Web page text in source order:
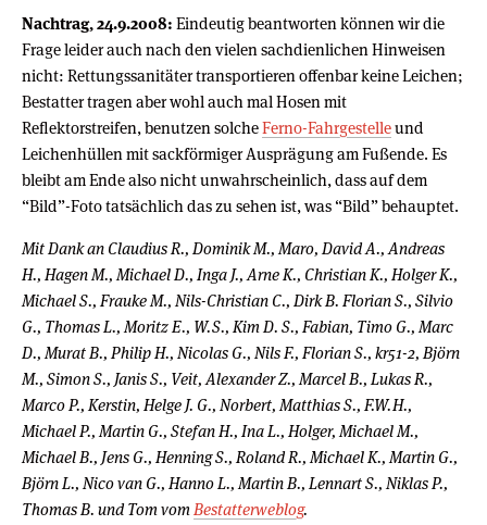
Nachtrag, 24.9.2008: Eindeutig beantworten können wir die
Frage leider auch nach den vielen sachdienlichen Hinweisen
nicht: Rettungssanitäter transportieren offenbar keine Leichen;
Bestatter tragen aber wohl auch mal Hosen mit
Reflektorstreifen, benutzen solcheFerno-Fahrgestelleund
Leichenhüllen mit sackförmiger Ausprägung am Fußende. Es
bleibt am Ende also nicht unwahrscheinlich, dass auf dem
“Bild”-Foto tatsächlich das zu sehen ist, was “Bild” behauptet.
Mit Dank an Claudius R., Dominik M., Maro, David A., Andreas
H., Hagen M., Michael D., Inga J., Arne K., Christian K., Holger K.,
Michael S., Frauke M., Nils-Christian C., Dirk B. Florian S., Silvio
G., Thomas L., Moritz E., W.S., Kim D. S., Fabian, Timo G., Marc
D., Murat B., Philip H., Nicolas G., Nils F., Florian S., kr51-2, Björn
M., Simon S., Janis S., Veit, Alexander Z., Marcel B., Lukas R.,
Marco P., Kerstin, Helge J. G., Norbert, Matthias S., F.W.H.,
Michael P., Martin G., Stefan H., Ina L., Holger, Michael M.,
Michael B., Jens G., Henning S., Roland R., Michael K., Martin G.,
Björn L., Nico van G., Hanno L., Martin B., Lennart S., Niklas P.,
Thomas B. und Tom vom Bestatterweblog.